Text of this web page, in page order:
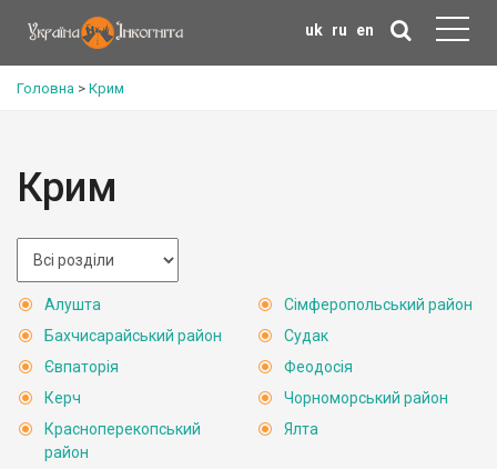
uk ru en
Головна > Крим
Крим
Алушта
Бахчисарайський район
Євпаторія
Керч
Красноперекопський
район
Сімферопольський район
Судак
Феодосія
Чорноморський район
Ялта